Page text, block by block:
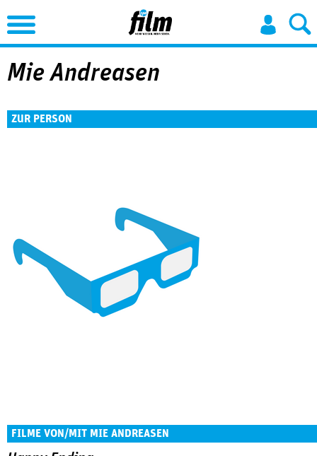
Jump to Navigation
Mie Andreasen
ZUR PERSON
FILME VON/MIT MIE ANDREASEN